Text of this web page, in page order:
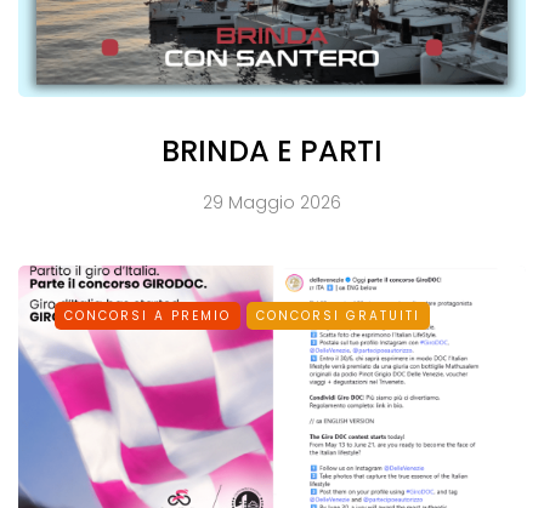
BRINDA E PARTI
29 Maggio 2026
CONCORSI A PREMIO CONCORSI GRATUITI